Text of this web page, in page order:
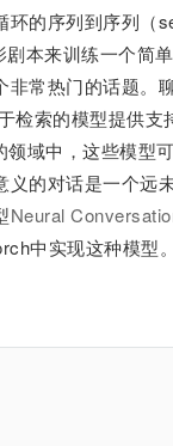
的序列到序列（
本来训练一个简单
常热门的话题。
检索的模型提供
域中，这些模型
的对话是一个远
Neural
中实现这种模型。